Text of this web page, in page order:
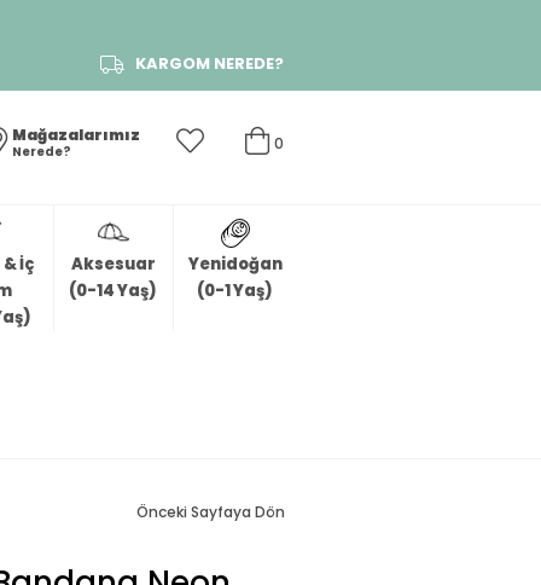
KARGOM NEREDE?
0
Mağazalarımız
Nerede?
İç
Aksesuar
(0-14 Yaş)
Yenidoğan
(0-1 Yaş)
Önceki Sayfaya Dön